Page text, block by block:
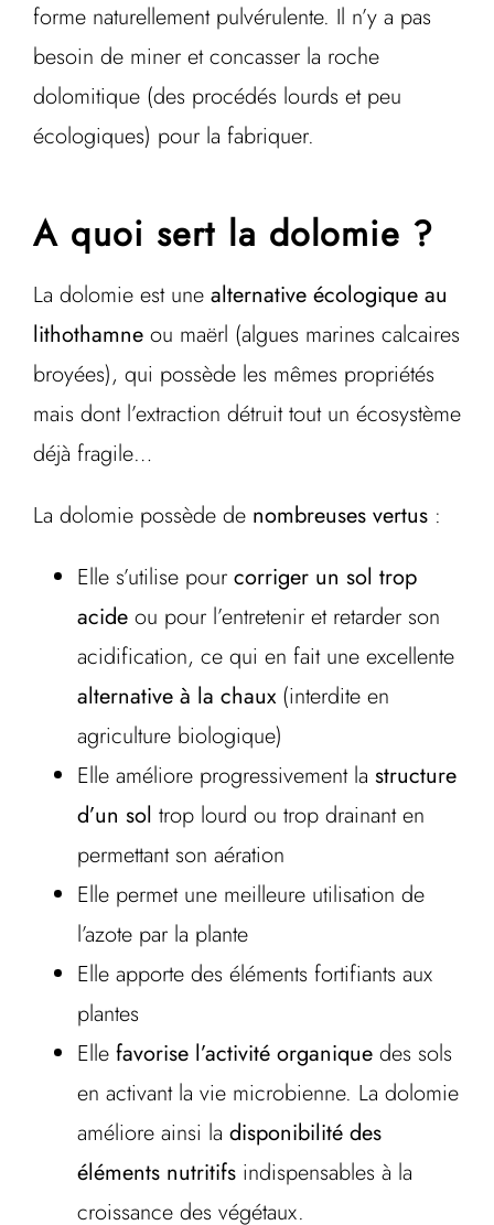
forme naturellement pulvérulente. Il n’y a pas
besoin de miner et concasser la roche
dolomitique (des procédés lourds et peu
écologiques) pour la fabriquer.
A quoi sert la dolomie ?
La dolomie est une alternative écologique au
lithothamne ou maërl (algues marines calcaires
broyées), qui possède les mêmes propriétés
mais dont l’extraction détruit tout un écosystème
déjà fragile…
La dolomie possède de nombreuses vertus :
Elle s’utilise pour corriger un sol trop
acide ou pour l’entretenir et retarder son
acidification, ce qui en fait une excellente
alternative à la chaux(interdite en
agriculture biologique)
Elle améliore progressivement la structure
d’un sol trop lourd ou trop drainant en
permettant son aération
Elle permet une meilleure utilisation de
l’azote par la plante
Elle apporte des éléments fortifiants aux
plantes
Elle favorise l’activité organique des sols
en activant la vie microbienne. La dolomie
améliore ainsi la disponibilité des
éléments nutritifs indispensables à la
croissance des végétaux.